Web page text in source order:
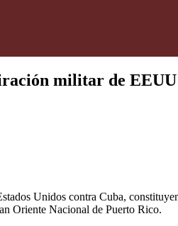
militar de
Unidos contra Cuba,
Oriente Nacional de Puerto Rico.